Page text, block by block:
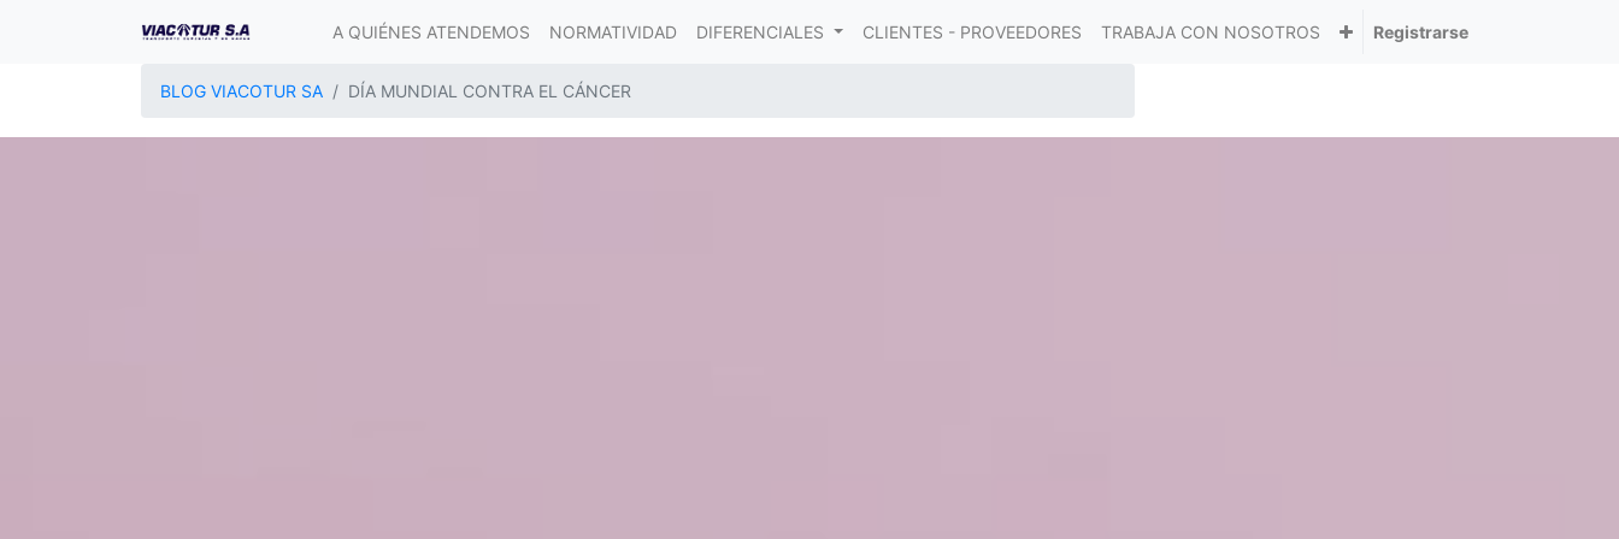
A QUIÉNES ATENDEMOS NORMATIVIDAD DIFERENCIALES CLIENTES - PROVEEDORES TRABAJA CON NOSOTROS Registrarse
BLOG VIACOTUR SA DÍA MUNDIAL CONTRA EL CÁNCER